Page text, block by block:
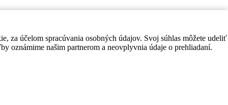
za účelom spracúvania osobných údajov. Svoj súhlas môžete udeliť
oznámime našim partnerom a neovplyvnia údaje o prehliadaní.